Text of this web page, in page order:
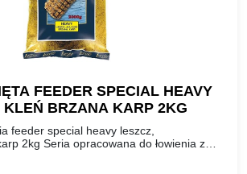
FEEDER SPECIAL HEAVY
KLEŃ BRZANA KARP 2KG
feeder special heavy leszcz,
2kg Seria opracowana do łowienia z